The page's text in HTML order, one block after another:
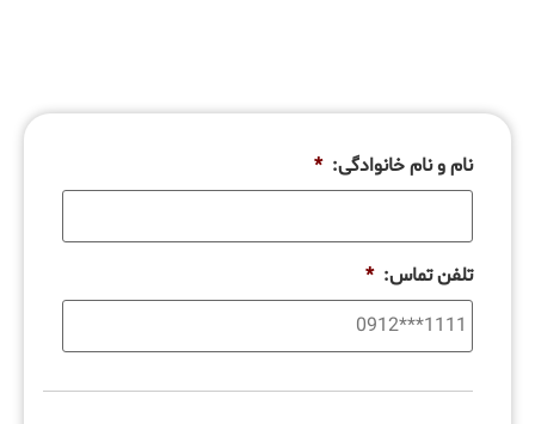
نام و نام خانوادگی: *
تلفن تماس: *